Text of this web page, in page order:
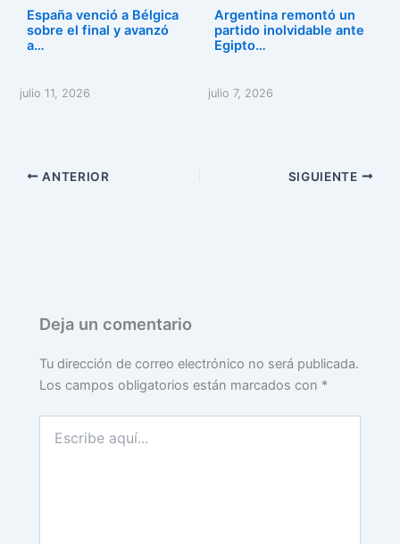
España venció a Bélgica
sobre el final y avanzó
a…
julio 11, 2026
Argentina remontó un
partido inolvidable ante
Egipto…
julio 7, 2026
ANTERIOR SIGUIENTE
Deja un comentario
Tu dirección de correo electrónico no será publicada.
Los campos obligatorios están marcados con *
aquí...